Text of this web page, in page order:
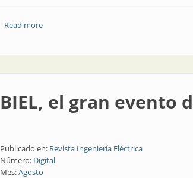
Read moreabout Nos vemos en BIEL
BIEL, el gran evento
Publicado en: Revista Ingeniería Eléctrica
Número: Digital
Mes:Agosto